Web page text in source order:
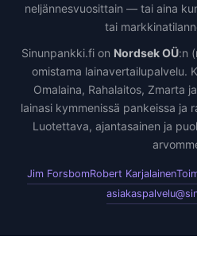
neljännesvuosittain — tai aina
tai
Sinunpankki.fi on Nordsek OÜ:n
omistama lainavertailupalvelu.
Omalaina, Rahalaitos, Zmarta
lainasi kymmenissä pankeissa ja
Luotettava, ajantasainen ja
Jim ForsbomRobert Karjalainen